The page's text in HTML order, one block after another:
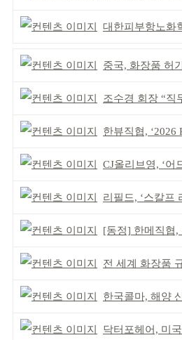
대한피부항노화학회서
중국, 화장품 허가·등
조수경 회장 “직무
한뷰직협, ‘2026
CJ올리브영, ‘어드밴
리필드, ‘스칼프
[동정] 한메직협,
전 세계 화장품 규
한국콜마, 해양 산
닥터포헤어, 미